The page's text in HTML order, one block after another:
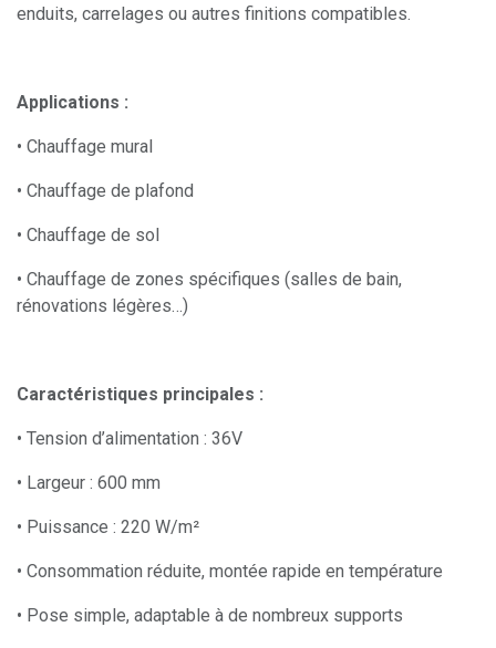
enduits, carrelages ou autres finitions compatibles.
Applications :
• Chauffage mural
• Chauffage de plafond
• Chauffage de sol
• Chauffage de zones spécifiques (salles de bain,
rénovations légères…)
Caractéristiques principales :
• Tension d’alimentation : 36V
• Largeur : 600 mm
• Puissance : 220 W/m²
• Consommation réduite, montée rapide en température
• Pose simple, adaptable à de nombreux supports